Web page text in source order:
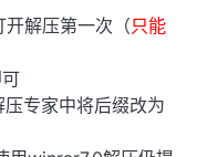
开解压第一次（只能
专家中将后缀改为